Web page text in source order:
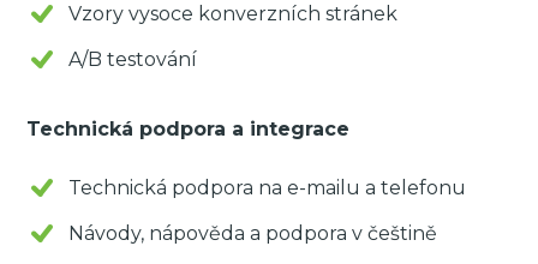
Vzory vysoce konverzních stránek
A/B testování
Technická podpora a integrace
Technická podpora na e-mailu a telefonu
Návody, nápověda a podpora v češtině